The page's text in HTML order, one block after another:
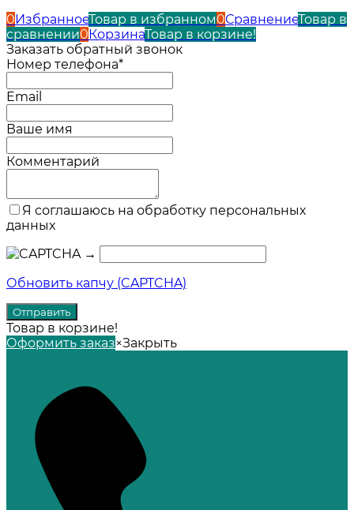
0ИзбранноеТовар в избранном0СравнениеТовар в
сравнении0КорзинаТовар в корзине!
Заказать обратный звонок
Номер телефона*
Email
Ваше имя
Комментарий
Я соглашаюсь на обработку персональных
данных
→
Обновить капчу (CAPTCHA)
Товар в корзине!
Оформить заказ×Закрыть